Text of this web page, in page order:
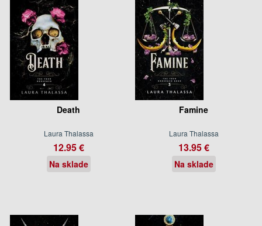
Death
Laura Thalassa
12.95 €
Na sklade
Famine
Laura Thalassa
13.95 €
Na sklade